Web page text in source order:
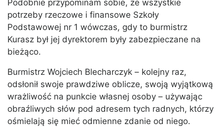
Podobnie przypominam sobie, że wszystkie
potrzeby rzeczowe i finansowe Szkoły
Podstawowej nr 1 wówczas, gdy to burmistrz
Kurasz był jej dyrektorem były zabezpieczane na
bieżąco.
Burmistrz Wojciech Blecharczyk – kolejny raz,
odsłonił swoje prawdziwe oblicze, swoją wyjątkową
wrażliwość na punkcie własnej osoby – używając
obraźliwych słów pod adresem tych radnych, którzy
ośmielają się mieć odmienne zdanie od niego.